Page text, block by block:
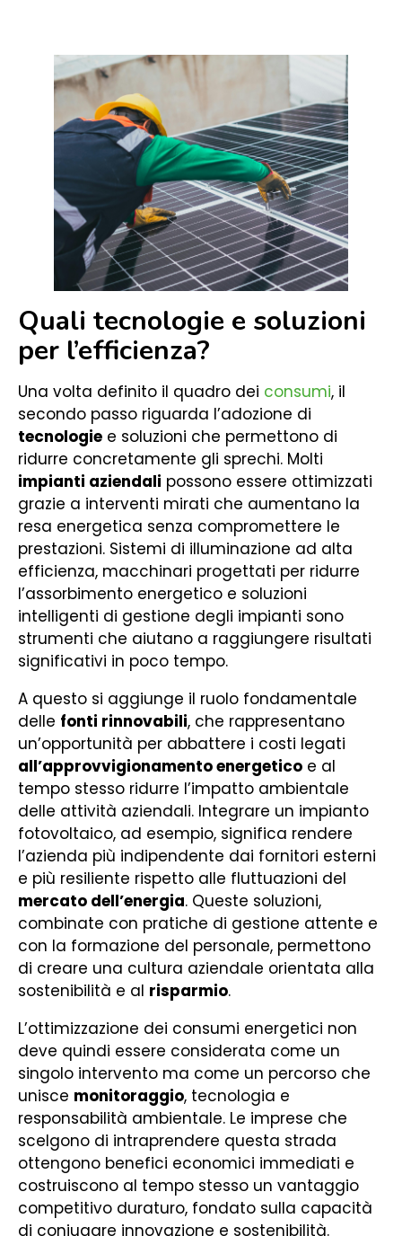
Quali tecnologie e soluzioni
per l’efficienza?
Una volta definito il quadro dei consumi, il
secondo passo riguarda l’adozione di
tecnologie e soluzioni che permettono di
ridurre concretamente gli sprechi. Molti
impianti aziendali possono essere ottimizzati
grazie a interventi mirati che aumentano la
resa energetica senza compromettere le
prestazioni. Sistemi di illuminazione ad alta
efficienza, macchinari progettati per ridurre
l’assorbimento energetico e soluzioni
intelligenti di gestione degli impianti sono
strumenti che aiutano a raggiungere risultati
significativi in poco tempo.
A questo si aggiunge il ruolo fondamentale
delle fonti rinnovabili, che rappresentano
un’opportunità per abbattere i costi legati
all’approvvigionamento energetico e al
tempo stesso ridurre l’impatto ambientale
delle attività aziendali. Integrare un impianto
fotovoltaico, ad esempio, significa rendere
l’azienda più indipendente dai fornitori esterni
e più resiliente rispetto alle fluttuazioni del
mercato dell’energia. Queste soluzioni,
combinate con pratiche di gestione attente e
con la formazione del personale, permettono
di creare una cultura aziendale orientata alla
sostenibilità e al risparmio.
L’ottimizzazione dei consumi energetici non
deve quindi essere considerata come un
singolo intervento ma come un percorso che
unisce monitoraggio, tecnologia e
responsabilità ambientale. Le imprese che
scelgono di intraprendere questa strada
ottengono benefici economici immediati e
costruiscono al tempo stesso un vantaggio
competitivo duraturo, fondato sulla capacità
di coniugare innovazione e sostenibilità.